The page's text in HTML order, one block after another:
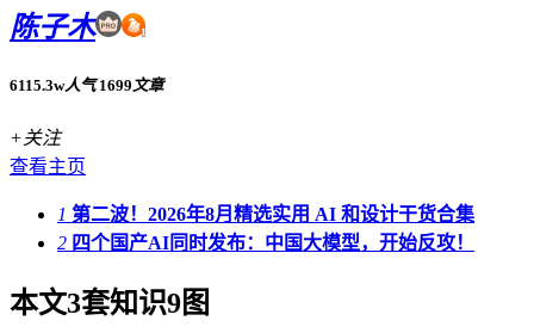
陈子木
6115.3w人气 1699 文章
+关注
查看主页
1 第二波！2026年8月精选实用 AI 和设计干货合集
2 四个国产AI同时发布：中国大模型，开始反攻！
本文3套知识9图